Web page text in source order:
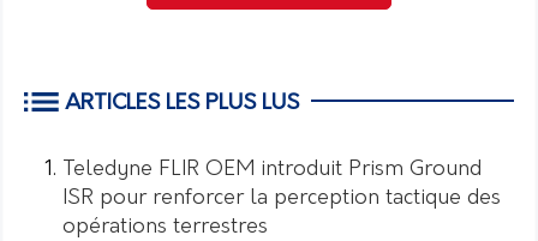
ARTICLES LES PLUS LUS
Teledyne FLIR OEM introduit Prism Ground
ISR pour renforcer la perception tactique des
opérations terrestres